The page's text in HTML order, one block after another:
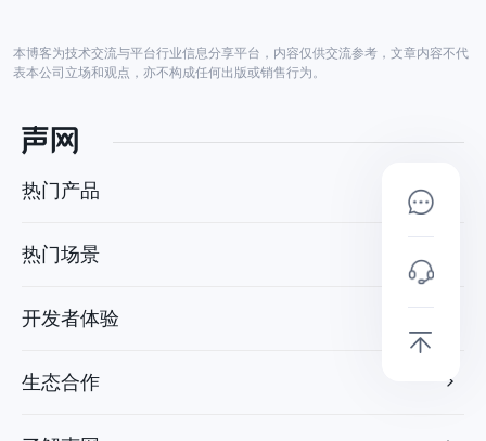
本博客为技术交流与平台行业信息分享平台，内容仅供交流参考，文章内容不代
表本公司立场和观点，亦不构成任何出版或销售行为。
热门产品
热门场景
开发者体验
生态合作